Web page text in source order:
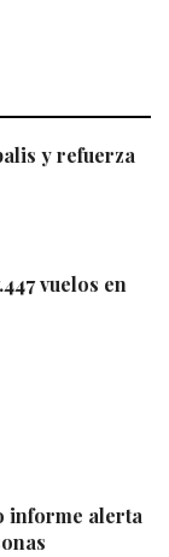
y refuerza
vuelos en
informe alerta